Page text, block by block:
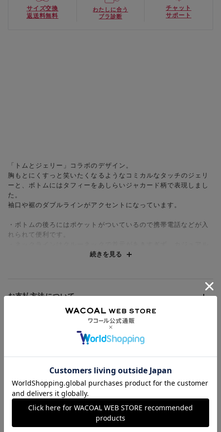
サイズ交換
返送料無料
わたしに合う
ブラ診断
チャット
サポート
「トムとジェリー」コラボのデザイン。
胸もとにくすっと笑いたくなるようなコミカルなタッチのジェリ
ーと、ボトムにはタフィーをあしらいジャカード柄で表現しまし
た。
袖口や裾のダブルラインがアクセントになっています。
・ボトムの後ろにはポケットがついているので携帯電話などが入
れられて便利です。
・ライトでふわっとしたニット生地なので、春先まで着用いただ
けます。
M-L：バスト120.0cm 着丈66.0cm 肩巾53.0cm 袖丈50.0cm ズ
ボン脇丈94.0cm ウエスト67.0cm
出来上がり寸法の測り方についてはこちら
続きを見る
お支払方法について
お支払い方法は下記よりお選びいただけます。
d払い
楽天ペイ
現金での振り込み（後払い）
当社の都合により、ご注文商品のお届けを2回以上に分割させて
いただく場合は、初回のお届け分のみ送料をご負担いただきま
す。
クーポン・ポイントは送料にはご利用いただけません。
返品・交換は到着後8日以内にお願いいたします。
ブラジャー・靴・スポーツタイツ(CW-X)・一部マタニティ商品
(産後ガードル・骨盤ベルト)・リマンマパッド(洗い替えパッド
カバー含む)の同一品番へのサイズ交換による返送料は「着払
クーポンについて
クーポン利用方法について